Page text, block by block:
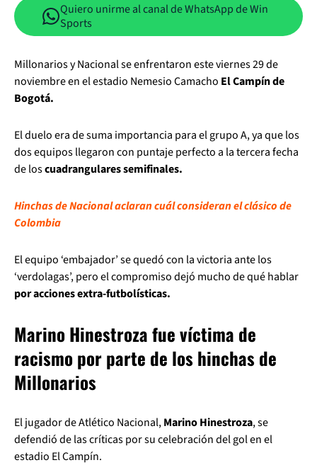
Quiero unirme al canal de WhatsApp de Win
Sports
Millonarios y Nacional se enfrentaron este viernes 29 de
noviembre en el estadio Nemesio Camacho El Campín de
Bogotá.
El duelo era de suma importancia para el grupo A, ya que los
dos equipos llegaron con puntaje perfecto a la tercera fecha
de loscuadrangulares semifinales.
Hinchas de Nacional aclaran cuál consideran el clásico de
Colombia
El equipo ‘embajador’ se quedó con la victoria ante los
‘verdolagas’, pero el compromiso dejó mucho de qué hablar
por acciones extra-futbolísticas.
Marino Hinestroza fue víctima de
racismo por parte de los hinchas de
Millonarios
El jugador de Atlético Nacional,Marino Hinestroza, se
defendió de las críticas por su celebración del gol en el
estadio El Campín.